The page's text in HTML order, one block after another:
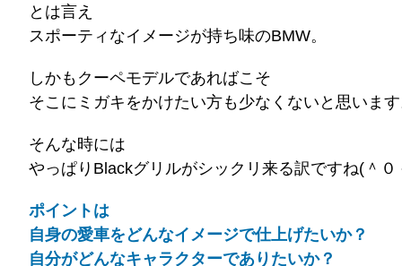
とは言え
スポーティなイメージが持ち味のBMW。
しかもクーペモデルであればこそ
そこにミガキをかけたい方も少なくないと思いま
そんな時には
やっぱりBlackグリルがシックリ来る訳ですね(＾０
ポイントは
自身の愛車をどんなイメージで仕上げたいか？
自分がどんなキャラクターでありたいか？